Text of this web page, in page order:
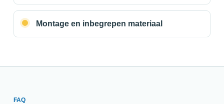
Montage en inbegrepen materiaal
FAQ